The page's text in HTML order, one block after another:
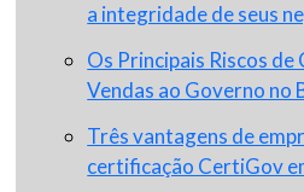
a integridade de seus
Os Principais Riscos de
Vendas ao Governo no
Três vantagens de
certificação CertiGov